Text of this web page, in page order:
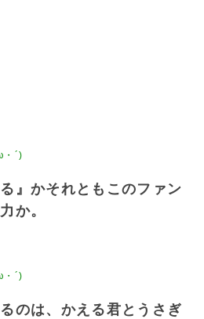
・´)
』かそれともこのファン
か。
・´)
のは、かえる君とうさぎ